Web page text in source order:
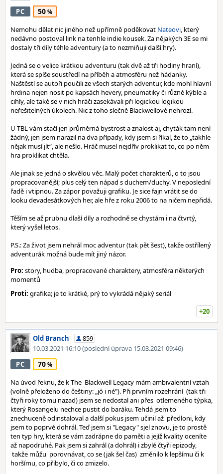
PC 50
Nemohu dělat nic jiného než upřímně poděkovat Nateovi, který
nedávno postoval link na tenhle indie kousek. Za nějakých 3E se mi
dostaly tři díly téhle adventury (a to nezmiňuji další hry).
Jedná se o velice krátkou adventuru (tak dvě až tři hodiny hraní),
která se spíše soustředí na příběh a atmosféru než hádanky.
Naštěstí se autoři poučili ze všech starých adventur, kde mohl hlavní
hrdina nejen nosit po kapsách hevery, pneumatiky či různé kýble a
cihly, ale také se v nich hráči zasekávali při logickou logikou
neřešitelných úkolech. Nic z toho slečně Blackwellové nehrozí.
U TBL vám stačí jen průměrná bystrost a znalost aj, chyták tam není
žádný, jen jsem narazil na dva případy, kdy jsem si říkal, že to „takhle
nějak musí jít“, ale nešlo. Hráč musel nejdřív proklikat to, co po něm
hra proklikat chtěla.
Ale jinak se jedná o skvělou věc. Malý počet charakterů, o to jsou
propracovanější; plus celý ten nápad s duchem/duchy. V neposlední
řadě i vtipnou. Za zápor považuji grafiku. Je sice fajn vrátit se do
looku devadesátkových her, ale hře z roku 2006 to na ničem nepřidá.
Těším se až prubnu dlaší díly a rozhodně se chystám i na čtvrtý,
který vyšel letos.
P.S.: Za život jsem nehrál moc adventur (tak pět šest), takže ostřílený
adventurák možná bude mít jiný názor.
Pro: story, hudba, propracované charaktery, atmosféra některých
momentů
Proti: grafika; je to krátké, prý to vykrádá nějaký seriál
+20
Old Branch
859
10.03.2021 16:10(poslední úprava 15.03.2021 09:46)
PC
70
Na úvod řeknu, že k The Blackwell Legacy mám ambivalentní vztah
(volně přeloženo do češtiny: „jó i né"). Při prvním rozehrání (tak tři
čtyři roky tomu nazad) jsem se nedostal ani přes otlemeného týpka,
který Rosangelu nechce pustit do baráku. Tehdá jsem to
znechuceně odinstaloval a další pokus jsem učinil až předloni, kdy
jsem to poprvé dohrál. Teď jsem si "Legacy" sjel znovu, je to prostě
ten typ hry, která se vám zadrápne do paměti a jejíž kvality oceníte
až napodruhé. Pak jsem si zahrál (a dohrál) i zbylé čtyři epizody,
takže můžu porovnávat, co se (jak šel čas) změnilo k lepšímu či k
horšímu, co přibylo, či co zmizelo.